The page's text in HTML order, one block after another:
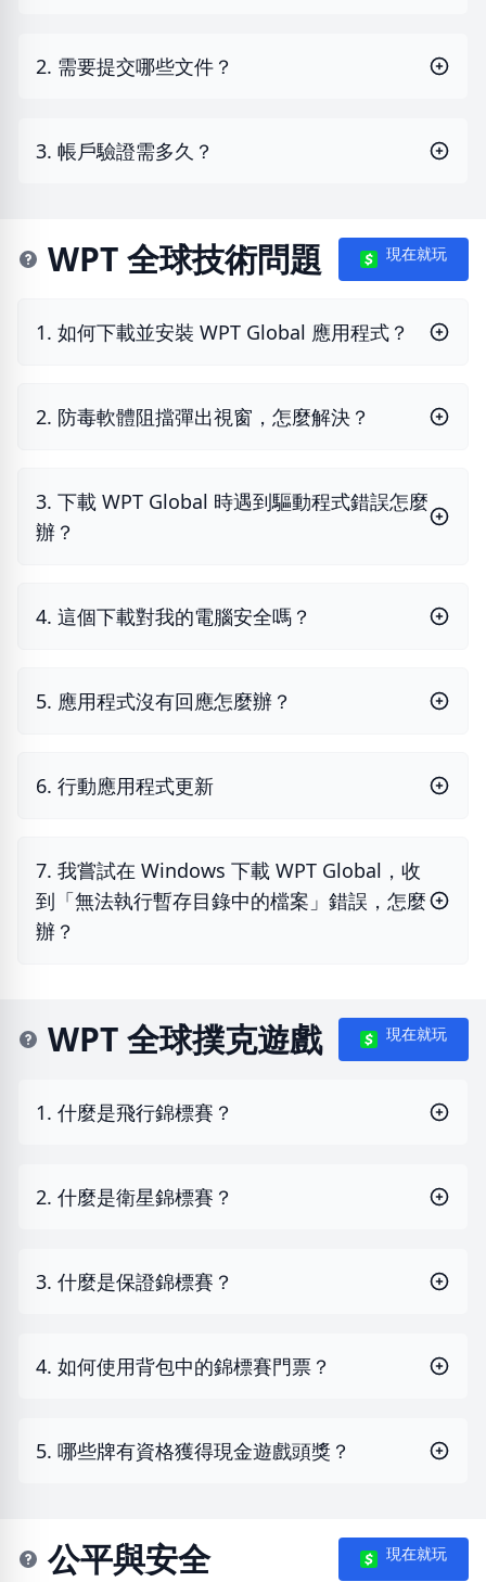
2. 需要提交哪些文件？
3. 帳戶驗證需多久？
WPT 全球技術問題 現在就玩
1. 如何下載並安裝 WPT Global 應用程式？
2. 防毒軟體阻擋彈出視窗，怎麼解決？
3. 下載 WPT Global 時遇到驅動程式錯誤怎麼
辦？
4. 這個下載對我的電腦安全嗎？
5. 應用程式沒有回應怎麼辦？
6. 行動應用程式更新
7. 我嘗試在 Windows 下載 WPT Global，收
到「無法執行暫存目錄中的檔案」錯誤，怎麼
辦？
WPT 全球撲克遊戲 現在就玩
1. 什麼是飛行錦標賽？
2. 什麼是衛星錦標賽？
3. 什麼是保證錦標賽？
4. 如何使用背包中的錦標賽門票？
5. 哪些牌有資格獲得現金遊戲頭獎？
公平與安全 現在就玩